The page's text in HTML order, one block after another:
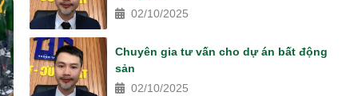
02/10/2025
Chuyên gia tư vấn cho dự án bất động
sản
02/10/2025